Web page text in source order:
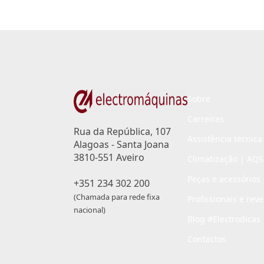
Rua da República, 107
Alagoas - Santa Joana
3810-551 Aveiro
+351 234 302 200
(Chamada para rede fixa
nacional)